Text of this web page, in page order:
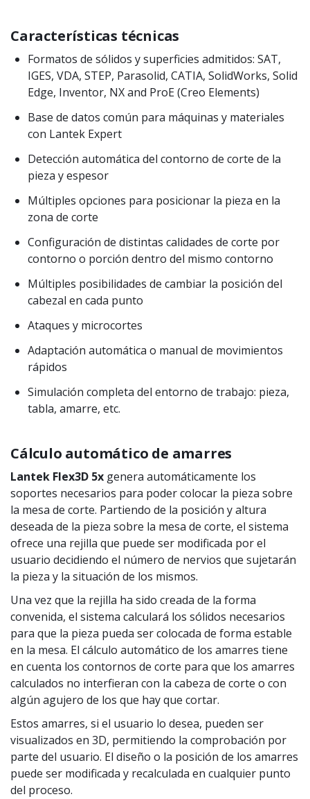
Características técnicas
Formatos de sólidos y superficies admitidos: SAT,
IGES, VDA, STEP, Parasolid, CATIA, SolidWorks, Solid
Edge, Inventor, NX and ProE (Creo Elements)
Base de datos común para máquinas y materiales
con Lantek Expert
Detección automática del contorno de corte de la
pieza y espesor
Múltiples opciones para posicionar la pieza en la
zona de corte
Configuración de distintas calidades de corte por
contorno o porción dentro del mismo contorno
Múltiples posibilidades de cambiar la posición del
cabezal en cada punto
Ataques y microcortes
Adaptación automática o manual de movimientos
rápidos
Simulación completa del entorno de trabajo: pieza,
tabla, amarre, etc.
Cálculo automático de amarres
Lantek Flex3D 5x genera automáticamente los
soportes necesarios para poder colocar la pieza sobre
la mesa de corte. Partiendo de la posición y altura
deseada de la pieza sobre la mesa de corte, el sistema
ofrece una rejilla que puede ser modificada por el
usuario decidiendo el número de nervios que sujetarán
la pieza y la situación de los mismos.
Una vez que la rejilla ha sido creada de la forma
convenida, el sistema calculará los sólidos necesarios
para que la pieza pueda ser colocada de forma estable
en la mesa. El cálculo automático de los amarres tiene
en cuenta los contornos de corte para que los amarres
calculados no interfieran con la cabeza de corte o con
algún agujero de los que hay que cortar.
Estos amarres, si el usuario lo desea, pueden ser
visualizados en 3D, permitiendo la comprobación por
parte del usuario. El diseño o la posición de los amarres
puede ser modificada y recalculada en cualquier punto
del proceso.